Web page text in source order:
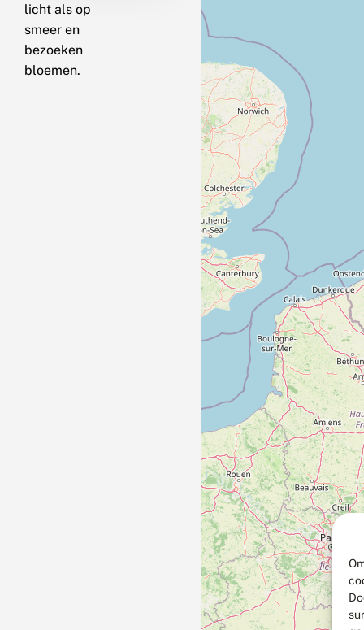
licht als op
smeer en
bezoeken
bloemen.